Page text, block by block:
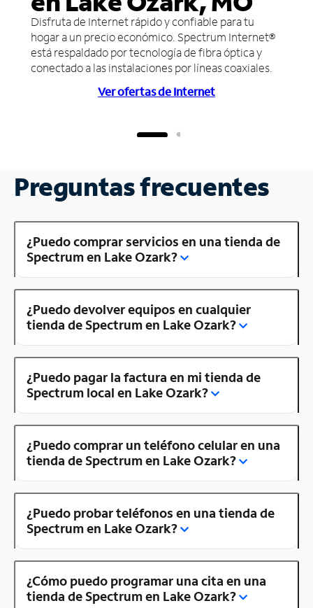
Disfruta de Internet rápido y confiable para tu
hogar a un precio económico. Spectrum Internet®
está respaldado por tecnología de fibra óptica y
conectado a las instalaciones por líneas coaxiales.
Ver ofertas de Internet
Preguntas frecuentes
¿Puedo comprar servicios en una tienda de
Spectrum en Lake Ozark?
¿Puedo devolver equipos en cualquier
tienda de Spectrum en Lake Ozark?
¿Puedo pagar la factura en mi tienda de
Spectrum local en Lake Ozark?
¿Puedo comprar un teléfono celular en una
tienda de Spectrum en Lake Ozark?
¿Puedo probar teléfonos en una tienda de
Spectrum en Lake Ozark?
¿Cómo puedo programar una cita en una
tienda de Spectrum en Lake Ozark?